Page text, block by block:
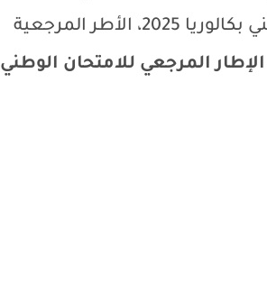
الأطر المرجعية للامتحان الوطني بكالوريا 2025، الأطر المرجعية
الإطار المرجعي للامتحان الوطني